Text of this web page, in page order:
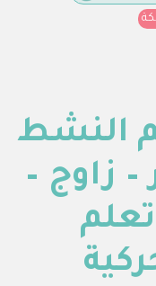
النشط
زاوج –